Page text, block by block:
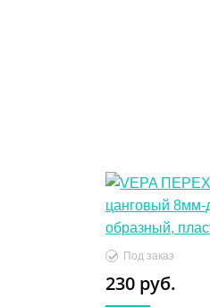
Под заказ
230 руб.